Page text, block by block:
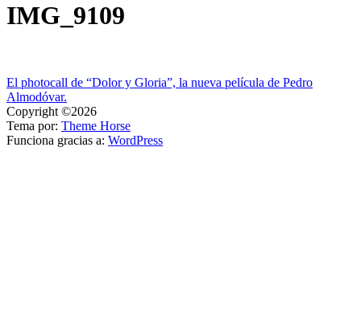
IMG_9109
Navegación
de
entradas
El photocall de “Dolor y Gloria”, la nueva película de Pedro
Almodóvar.
Copyright ©2026
Tema por: Theme Horse
Funciona gracias a: WordPress